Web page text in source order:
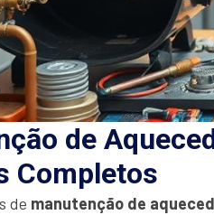
de
Completos
de manutenção de